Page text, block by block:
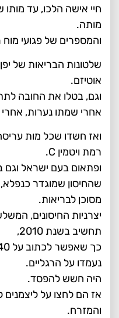
חיי אישה הלכו, עד מותו
מותה.
והמספרים של פגועי מוח
שלטונות הבריאות של
אוטיזם.
וגם, בטלו את החובה
אחרי שמתו נערות,
ואז חשדו שכל מות
רמת ויטמין C.
ופתאום בעם ישראל וגם
שהחיסון שמוגדר כנפלא,
מסוכן לבריאות.
תחשיב בשנת 2010,
כך שאפשר לכתוב על 40 מיליארד היום,
נעמדו על הרגליים.
היה חשש להפסד.
אז הם לחצו על
והמזרח.